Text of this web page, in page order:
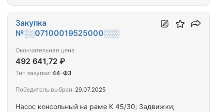
Насос консольный на раме К 45/30; Задвижки;
Закупка
№░░07100019525000░░░
Окончательная цена
492 641,72 ₽
Тип закупки: 44-ФЗ
Победитель выбран: 29.07.2025